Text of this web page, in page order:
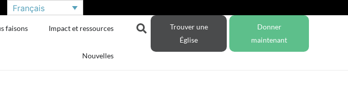
Français
faisons Impact et ressources
Nouvelles
Trouver une
Église
Donner
maintenant